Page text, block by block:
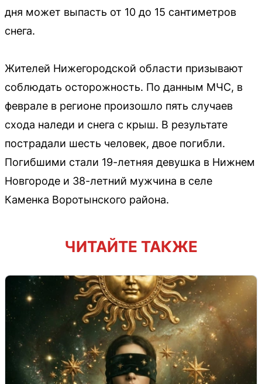
дня может выпасть от 10 до 15 сантиметров
снега.
Жителей Нижегородской области призывают
соблюдать осторожность. По данным МЧС, в
феврале в регионе произошло пять случаев
схода наледи и снега с крыш. В результате
пострадали шесть человек, двое погибли.
Погибшими стали 19-летняя девушка в Нижнем
Новгороде и 38-летний мужчина в селе
Каменка Воротынского района.
ЧИТАЙТЕ ТАКЖЕ